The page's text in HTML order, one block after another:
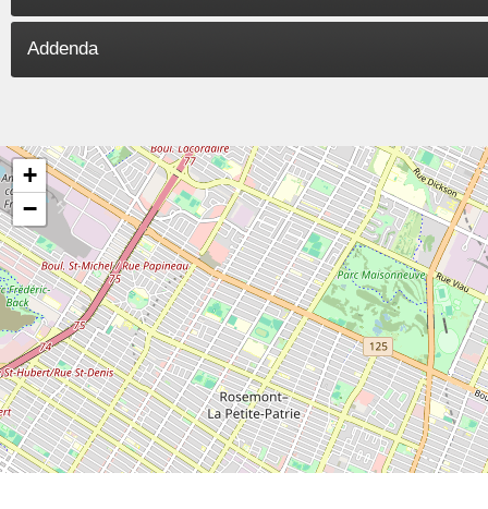
Addenda